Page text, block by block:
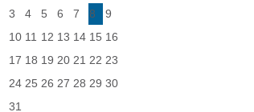
3
4 5 6 7 8
9
10 11 12 13 14 15 16
17 18 19 20 21 22 23
24 25 26 27 28 29 30
31